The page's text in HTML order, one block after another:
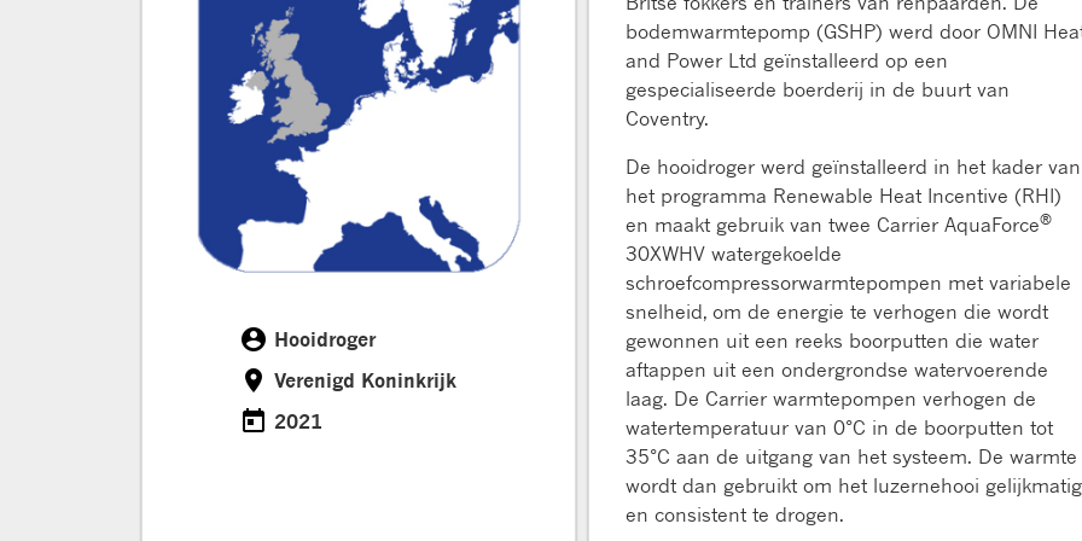
account_circleCustomer
Hooidroger
roomLocation
Verenigd Koninkrijk
todayDate
2021
bodemwarmtepomp (GSHP) werd door OMNI
and Power Ltd geïnstalleerd op een
gespecialiseerde boerderij in de buurt van
Coventry.
De hooidroger werd geïnstalleerd in het kader van
het programma Renewable Heat Incentive (RHI)
en maakt gebruik van twee Carrier AquaForce®
30XWHV watergekoelde
schroefcompressorwarmtepompen met variabele
snelheid, om de energie te verhogen die wordt
gewonnen uit een reeks boorputten die water
aftappen uit een ondergrondse watervoerende
laag. De Carrier warmtepompen verhogen de
watertemperatuur van 0°C in de boorputten tot
35°C aan de uitgang van het systeem. De warmte
wordt dan gebruikt om het luzernehooi gelijkmatig
en consistent te drogen.